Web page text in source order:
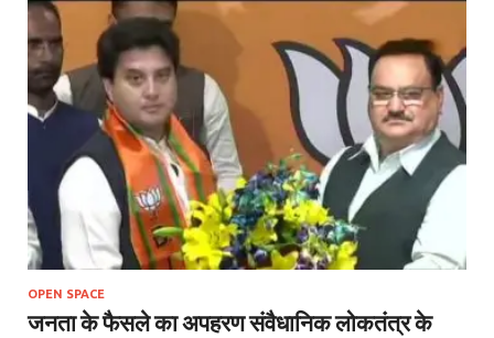
OPEN SPACE
जनता के फैसले का अपहरण संवैधानिक लोकतंत्र के